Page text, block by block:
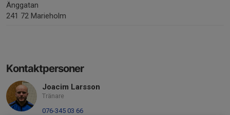
Änggatan
241 72 Marieholm
Kontaktpersoner
Joacim Larsson
Tränare
076-345 03 66